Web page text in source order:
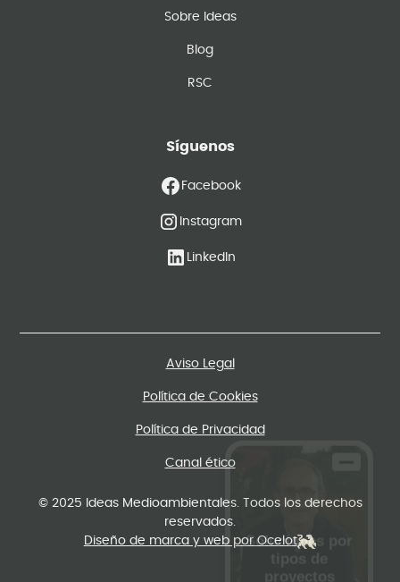
Sobre Ideas
Blog
RSC
Síguenos
Facebook
Instagram
LinkedIn
© 2025 Ideas Medioambientales. Todos los derechos
reservados.
Diseño de marca y web por Ocelot
Aviso Legal
Política de Cookies
Política de Privacidad
Canal ético
tipos de